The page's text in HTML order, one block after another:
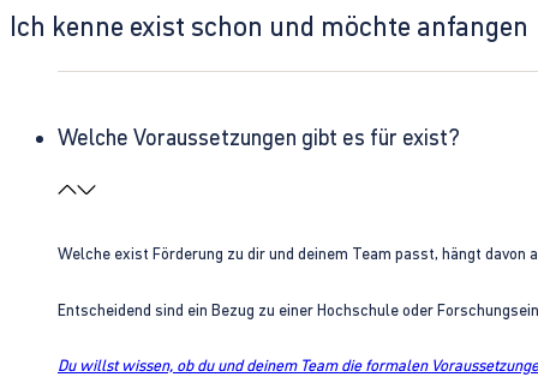
Ich kenne exist schon und möchte anfangen
Welche Voraussetzungen gibt es für exist?
Welche exist Förderung zu dir und deinem Team passt, hängt
Entscheidend sind ein Bezug zu einer Hochschule oder
Du willst wissen, ob du und deinem Team die formalen